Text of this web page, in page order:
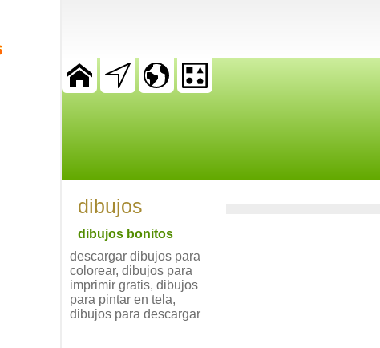
dibujos
dibujos bonitos
descargar dibujos para
colorear, dibujos para
imprimir gratis, dibujos
para pintar en tela,
dibujos para descargar